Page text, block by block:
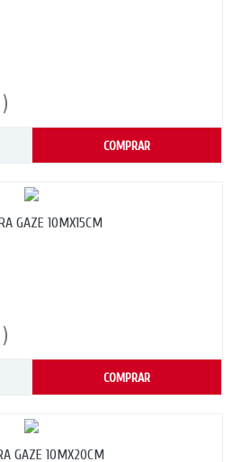
COMPRAR
GAZE 10MX15CM
COMPRAR
GAZE 10MX20CM